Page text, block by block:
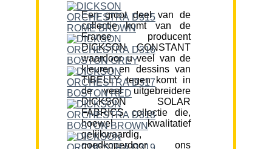
Een groot deel van de
collectie komt van de
Franse producent
DICKSON CONSTANT
waardoor u veel van de
kleuren en dessins van
TIBELLY tegen komt in
de veel uitgebreidere
DICKSON SOLAR
FABRICS collectie die,
hoewel kwalitatief
gelijkwaardig,
goedkoperdoor ons